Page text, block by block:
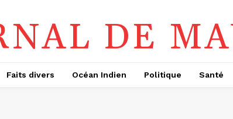
DE
Faits divers Océan Indien Politique Santé